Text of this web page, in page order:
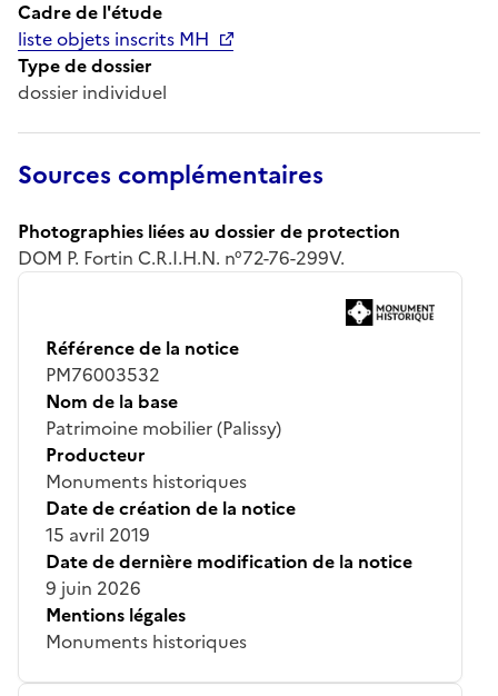
Cadre de l'étude
liste objets inscrits MH
Type de dossier
dossier individuel
Sources complémentaires
Photographies liées au dossier de protection
DOM P. Fortin C.R.I.H.N. n°72-76-299V.
Référence de la notice
PM76003532
Nom de la base
Patrimoine mobilier (Palissy)
Producteur
Monuments historiques
Date de création de la notice
15 avril 2019
Date de dernière modification de la notice
9 juin 2026
Mentions légales
Monuments historiques